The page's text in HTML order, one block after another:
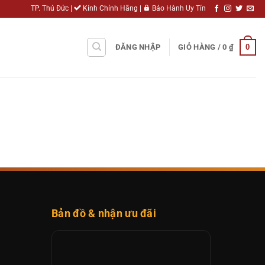
TP. Thủ Đức | Kính Chính Hãng | Bảo Hành Uy Tín
ĐĂNG NHẬP GIỎ HÀNG /0 ₫ 0
Bản đồ & nhận ưu đãi